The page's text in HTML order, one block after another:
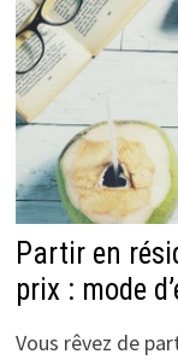
Partir en
prix : mode
Vous rêvez de